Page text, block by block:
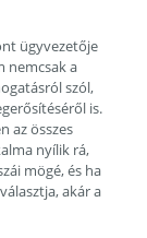
ügyvezetője
nemcsak a
szól,
is.
az összes
nyílik rá,
mögé, és ha
akár a